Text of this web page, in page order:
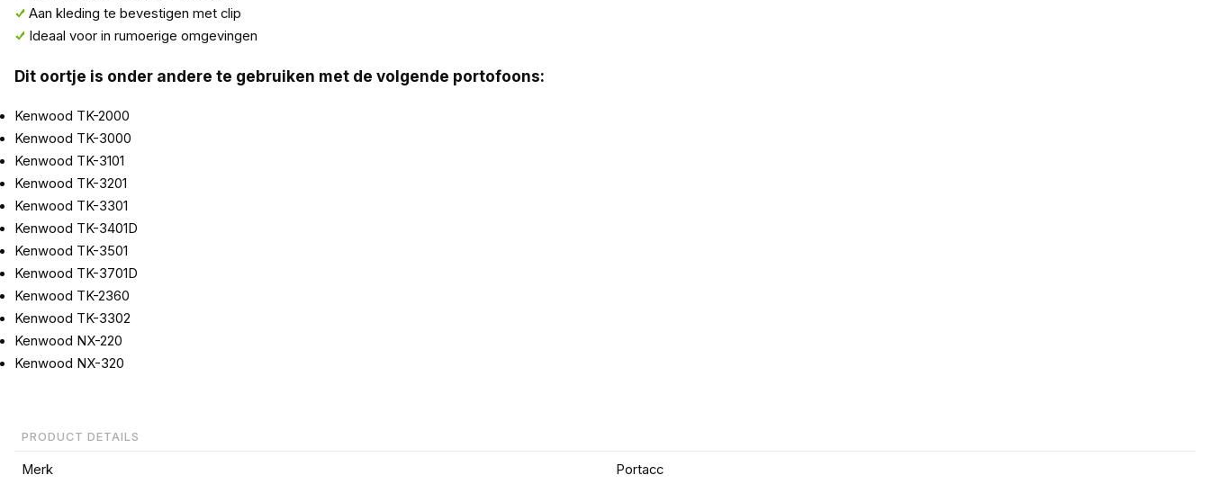
Aan kleding te bevestigen met clip
Ideaal voor in rumoerige omgevingen
Dit oortje is onder andere te gebruiken met de volgende portofoons:
Kenwood TK-2000
Kenwood TK-3000
Kenwood TK-3101
Kenwood TK-3201
Kenwood TK-3301
Kenwood TK-3401D
Kenwood TK-3501
Kenwood TK-3701D
Kenwood TK-2360
Kenwood TK-3302
Kenwood NX-220
Kenwood NX-320
PRODUCT DETAILS
Merk Portacc